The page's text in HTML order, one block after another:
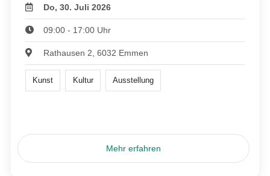
Do, 30. Juli 2026
09:00 - 17:00 Uhr
Rathausen 2, 6032 Emmen
Kunst Kultur Ausstellung
Mehr erfahren